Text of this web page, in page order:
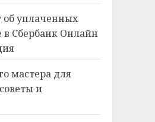
об уплаченных
в Сбербанк Онлайн
мастера для
и